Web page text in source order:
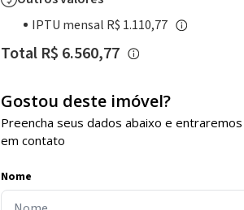
IPTU mensal R$ 1.110,77
Total R$ 6.560,77
Gostou deste imóvel?
Preencha seus dados abaixo e entraremos
em contato
Nome